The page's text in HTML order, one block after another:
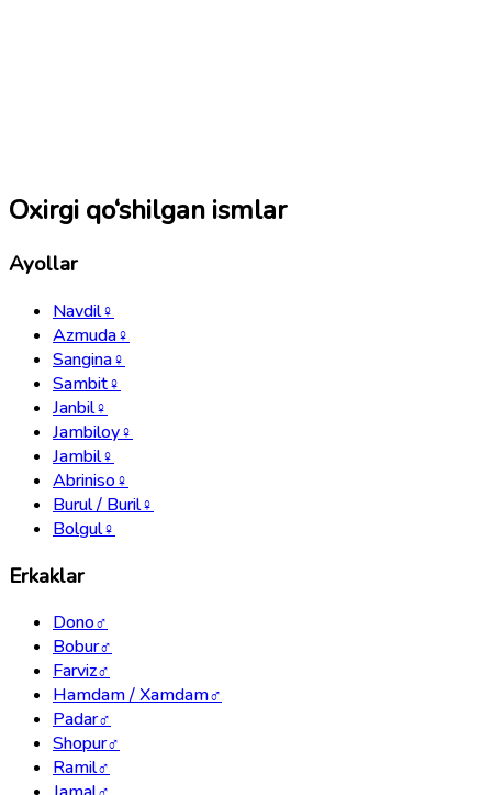
Oxirgi qo‘shilgan ismlar
Ayollar
Navdil♀
Azmuda♀
Sangina♀
Sambit♀
Janbil♀
Jambiloy♀
Jambil♀
Abriniso♀
Burul / Buril♀
Bolgul♀
Erkaklar
Dono♂
Bobur♂
Farviz♂
Hamdam / Xamdam♂
Padar♂
Shopur♂
Ramil♂